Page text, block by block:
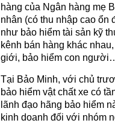
hàng của Ngân hàng mẹ
nhân (có thu nhập cao ổn
như bảo hiểm tài sản kỹ
kênh bán hàng khác
giới, bảo hiểm con
Tại Bảo Minh, với chủ
bảo hiểm vật chất xe có
lãnh đạo hãng bảo hiểm
kinh doanh đối với nhóm